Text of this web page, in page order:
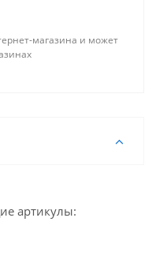
магазина и может
артикулы: